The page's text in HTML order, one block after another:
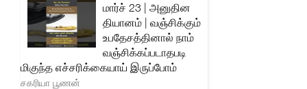
மார்ச் 23 | அனுதின
தியானம் | வஞ்சிக்கும்
உபதேசத்தினால் நாம்
வஞ்சிக்கப்படாதபடி
மிகுந்த எச்சரிக்கையாய் இருப்போம்
சகரியா பூணன்